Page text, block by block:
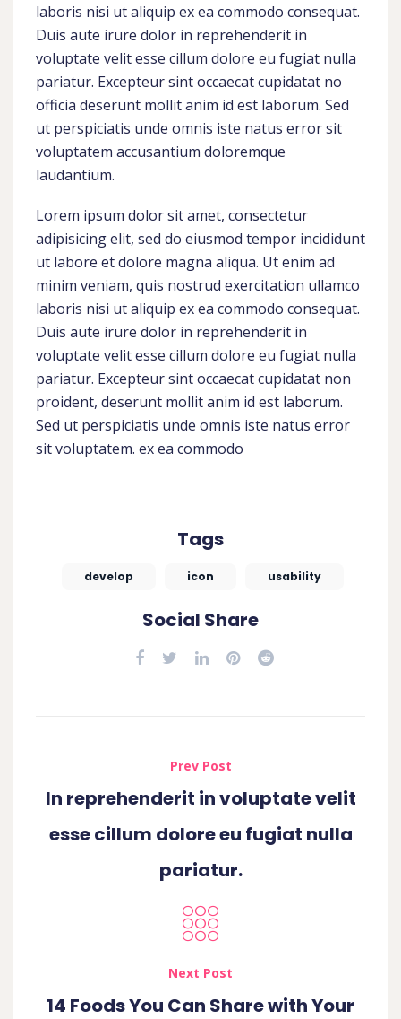
laboris nisi ut aliquip ex ea commodo consequat.
Duis aute irure dolor in reprehenderit in
voluptate velit esse cillum dolore eu fugiat nulla
pariatur. Excepteur sint occaecat cupidatat no
officia deserunt mollit anim id est laborum. Sed
ut perspiciatis unde omnis iste natus error sit
voluptatem accusantium doloremque
laudantium.
Lorem ipsum dolor sit amet, consectetur
adipisicing elit, sed do eiusmod tempor incididunt
ut labore et dolore magna aliqua. Ut enim ad
minim veniam, quis nostrud exercitation ullamco
laboris nisi ut aliquip ex ea commodo consequat.
Duis aute irure dolor in reprehenderit in
voluptate velit esse cillum dolore eu fugiat nulla
pariatur. Excepteur sint occaecat cupidatat non
proident, deserunt mollit anim id est laborum.
Sed ut perspiciatis unde omnis iste natus error
sit voluptatem. ex ea commodo
Tags
develop icon usability
Social Share
Prev Post
In reprehenderit in voluptate velit
esse cillum dolore eu fugiat nulla
pariatur.
Next Post
14 Foods You Can Share with Your